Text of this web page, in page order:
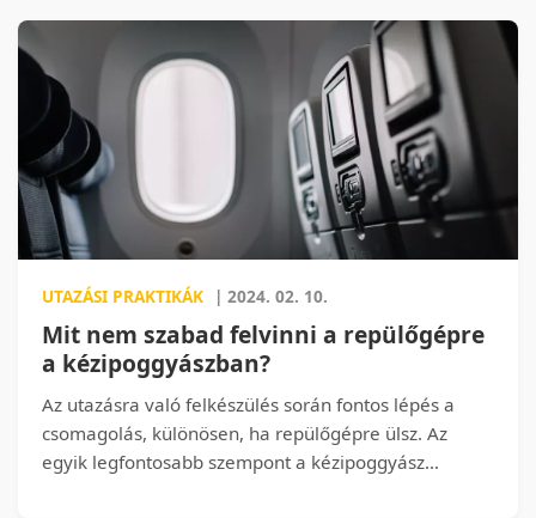
feladandó bőröndbe mit csomagolunk, illetve
csomagolhatunk, egy másik cikknek lesz majd a
témája. Most -természetesen a teljesség igénye
nélkül - megmutatjuk, vagyis egészen pontosan
leírjuk, mit vihetünk magunkkal a repülőgép
fedélzetére kézipoggyászként.
UTAZÁSI PRAKTIKÁK | 2024. 02. 10.
Mit nem szabad felvinni a repülőgépre
a kézipoggyászban?
Az utazásra való felkészülés során fontos lépés a
csomagolás, különösen, ha repülőgépre ülsz. Az
egyik legfontosabb szempont a kézipoggyász